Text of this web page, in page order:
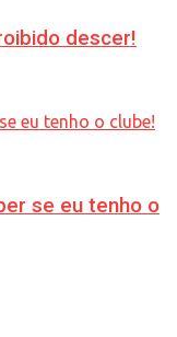
descer!
se eu tenho o